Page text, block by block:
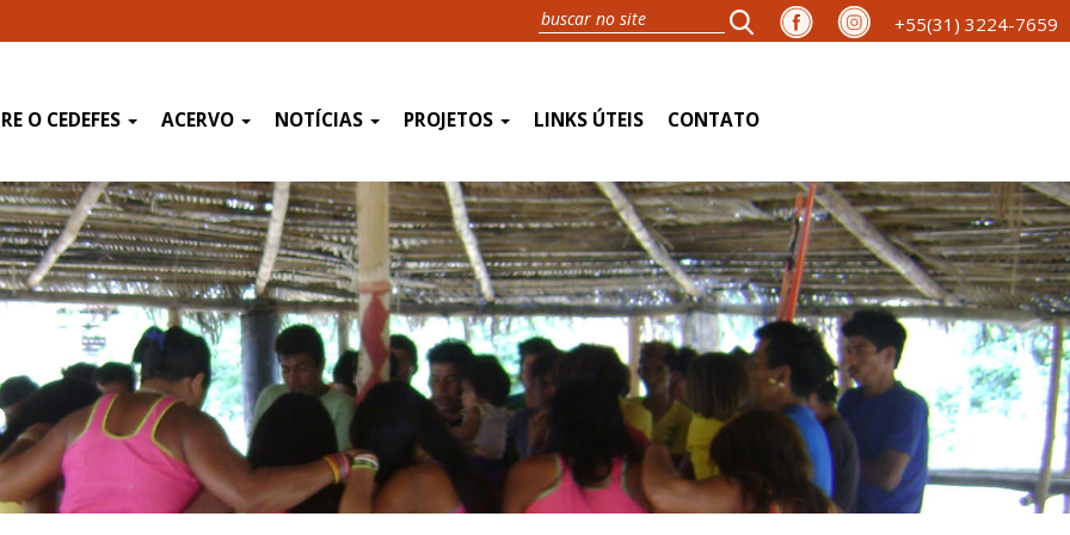
+55(31) 3224-7659
O CEDEFES ACERVO NOTÍCIAS PROJETOS LINKS ÚTEIS CONTATO